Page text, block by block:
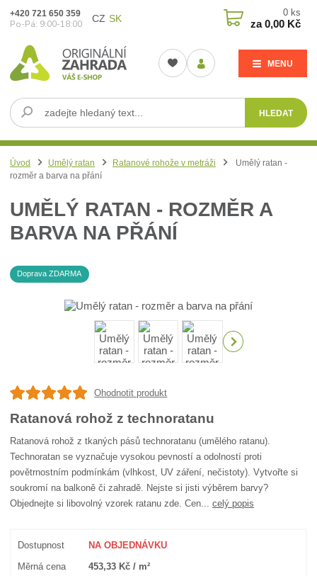
CZ SK
MENU
HLEDAT
+420 721 650 359
Po-Pá: 9:00-18:00
0 ks
za0,00 Kč
Úvod Umělý ratan Ratanové rohože v metráži
Umělý ratan -
rozměr a barva na přání
UMĚLÝ RATAN - ROZMĚR A
BARVA NA PŘÁNÍ
Doprava ZDARMA
Ohodnotit produkt
Ratanová rohož z technoratanu
Ratanová rohož z tkaných pásů technoratanu (umělého ratanu).
Technoratan se vyznačuje vysokou pevností a odolností proti
povětrnostním podmínkám (vlhkost, UV záření, nečistoty). Vytvořte si
soukromí na balkoně či zahradě. Nejste si jisti výběrem barvy?
Objednejte si libovolný vzorek ratanu zde. Cen...celý popis
Dostupnost NA OBJEDNÁVKU
Měrná cena 453,33 Kč / m²